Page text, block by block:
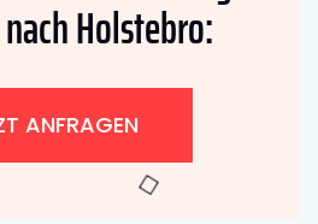
Holstebro:
ANFRAGEN